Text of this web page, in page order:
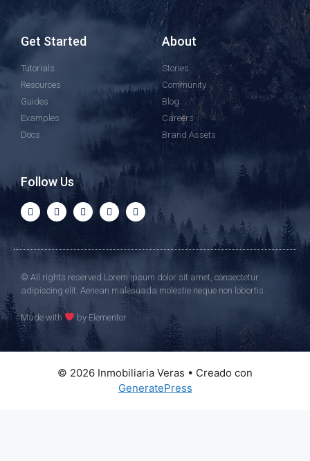
Get Started
Tutorials
Resources
Guides
Examples
Docs
About
Stories
Community
Blog
Careers
Brand Assets
Follow Us
© All rights reserved Lorem ipsum dolor sit amet, consectetur
adipiscing elit. Aenean malesuada molestie neque non lobortis.
Made with by Elementor​​
© 2026 Inmobiliaria Veras • Creado con
GeneratePress